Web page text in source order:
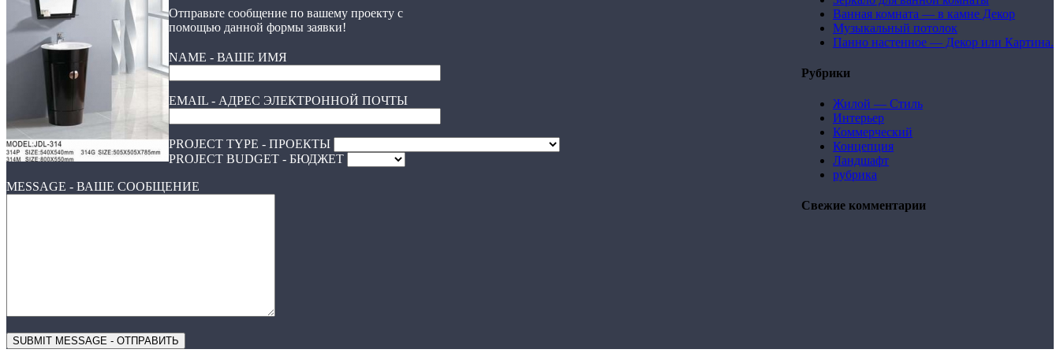
Ванная комната — в камне Декор
Музыкальный потолок
Панно настенное — Декор или Картина.
Рубрики
Жилой — Стиль
Интерьер
Коммерческий
Концепция
Ландшафт
рубрика
Свежие комментарии
Отправьте сообщение по вашему проекту с
помощью данной формы заявки!
NAME - ВАШЕ ИМЯ
EMAIL - АДРЕС ЭЛЕКТРОННОЙ ПОЧТЫ
PROJECT TYPE - ПРОЕКТЫ
PROJECT BUDGET - БЮДЖЕТ
MESSAGE - ВАШЕ СООБЩЕНИЕ